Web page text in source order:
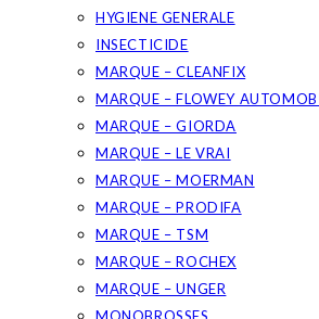
HYGIENE GENERALE
INSECTICIDE
MARQUE – CLEANFIX
MARQUE – FLOWEY
MARQUE – GIORDA
MARQUE – LE VRAI
MARQUE – MOERMAN
MARQUE – PRODIFA
MARQUE – TSM
MARQUE – ROCHEX
MARQUE – UNGER